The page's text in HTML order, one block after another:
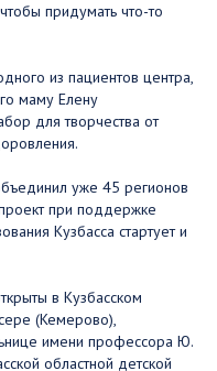
придумать что-то
из пациентов центра,
маму Елену
для творчества от
уже 45 регионов
при поддержке
Кузбасса стартует и
в Кузбасском
(Кемерово),
имени профессора Ю.
областной детской